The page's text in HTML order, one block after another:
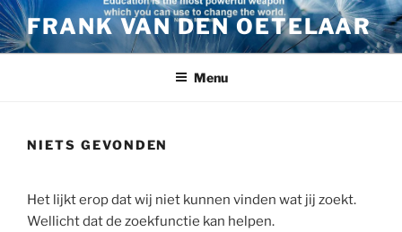
Ga
naar
de
FRANK VAN DEN OETELAAR
Menu
NIETS GEVONDEN
Het lijkt erop dat wij niet kunnen vinden wat jij zoekt.
Wellicht dat de zoekfunctie kan helpen.